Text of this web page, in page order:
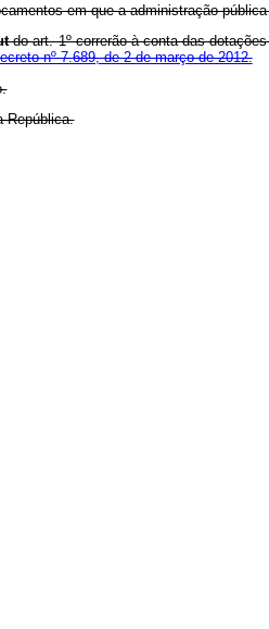
em que a administração
do art. 1º correrão à conta das
nº 7.689, de 2 de março de 2012.
República.